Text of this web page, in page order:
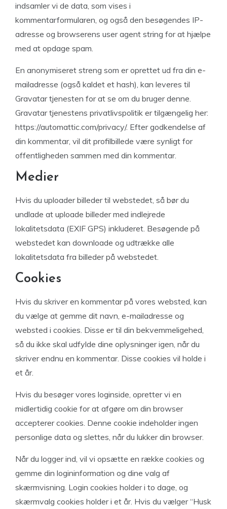
indsamler vi de data, som vises i
kommentarformularen, og også den besøgendes IP-
adresse og browserens user agent string for at hjælpe
med at opdage spam.
En anonymiseret streng som er oprettet ud fra din e-
mailadresse (også kaldet et hash), kan leveres til
Gravatar tjenesten for at se om du bruger denne.
Gravatar tjenestens privatlivspolitik er tilgængelig her:
https://automattic.com/privacy/. Efter godkendelse af
din kommentar, vil dit profilbillede være synligt for
offentligheden sammen med din kommentar.
Medier
Hvis du uploader billeder til webstedet, så bør du
undlade at uploade billeder med indlejrede
lokalitetsdata (EXIF GPS) inkluderet. Besøgende på
webstedet kan downloade og udtrække alle
lokalitetsdata fra billeder på webstedet.
Cookies
Hvis du skriver en kommentar på vores websted, kan
du vælge at gemme dit navn, e-mailadresse og
websted i cookies. Disse er til din bekvemmeligehed,
så du ikke skal udfylde dine oplysninger igen, når du
skriver endnu en kommentar. Disse cookies vil holde i
et år.
Hvis du besøger vores loginside, opretter vi en
midlertidig cookie for at afgøre om din browser
accepterer cookies. Denne cookie indeholder ingen
personlige data og slettes, når du lukker din browser.
Når du logger ind, vil vi opsætte en række cookies og
gemme din logininformation og dine valg af
skærmvisning. Login cookies holder i to dage, og
skærmvalg cookies holder i et år. Hvis du vælger “Husk